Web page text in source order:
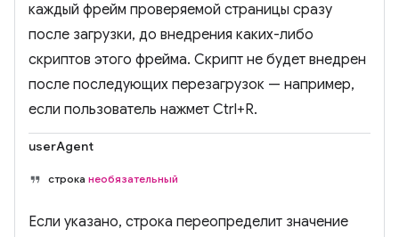
каждый фрейм проверяемой страницы сразу
после загрузки, до внедрения каких-либо
скриптов этого фрейма. Скрипт не будет внедрен
после последующих перезагрузок — например,
если пользователь нажмет Ctrl+R.
userAgent
строка необязательный
Если указано, строка переопределит значение